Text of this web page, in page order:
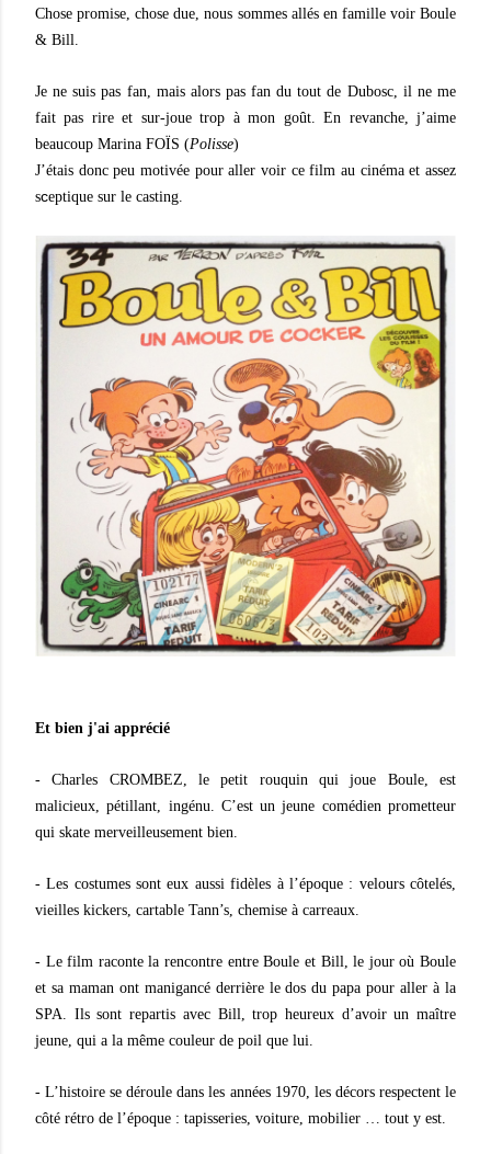
Chose promise, chose due, nous sommes allés en famille voir Boule
& Bill.
Je ne suis pas fan, mais alors pas fan du tout de Dubosc, il ne me
fait pas rire et sur-joue trop à mon goût. En revanche, j’aime
beaucoup Marina FOÏS (Polisse)
J’étais donc peu motivée pour aller voir ce film au cinéma et assez
sceptique sur le casting.
Et bien j'ai apprécié
- Charles CROMBEZ, le petit rouquin qui joue Boule, est
malicieux, pétillant, ingénu. C’est un jeune comédien prometteur
qui skate merveilleusement bien.
- Les costumes sont eux aussi fidèles à l’époque : velours côtelés,
vieilles kickers, cartable Tann’s, chemise à carreaux.
- Le film raconte la rencontre entre Boule et Bill, le jour où Boule
et sa maman ont manigancé derrière le dos du papa pour aller à la
SPA. Ils sont repartis avec Bill, trop heureux d’avoir un maître
jeune, qui a la même couleur de poil que lui.
- L’histoire se déroule dans les années 1970, les décors respectent le
côté rétro de l’époque : tapisseries, voiture, mobilier … tout y est.